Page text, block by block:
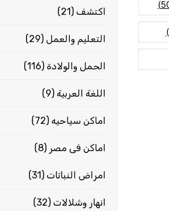
اكتشف (21)
التعليم والعمل (29)
الحمل والولادة (116)
اللغة العربية (9)
اماكن سياحيه (72)
اماكن فى مصر (8)
امراض النباتات (31)
انهار وشلالات (32)